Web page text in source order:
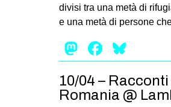
MEDIO ORIENTE
MONDO
EVENTI
Fb
divisi tra una metà di
e una metà di persone
Mastodon
10/04 –
Romania @